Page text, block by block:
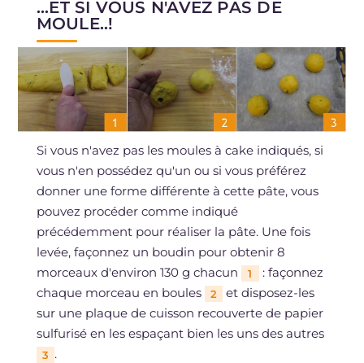
...ET SI VOUS N'AVEZ PAS DE
MOULE..!
Si vous n'avez pas les moules à cake indiqués, si
vous n'en possédez qu'un ou si vous préférez
donner une forme différente à cette pâte, vous
pouvez procéder comme indiqué
précédemment pour réaliser la pâte. Une fois
levée, façonnez un boudin pour obtenir 8
morceaux d'environ 130 g chacun
1
: façonnez
chaque morceau en boules
2
et disposez-les
sur une plaque de cuisson recouverte de papier
sulfurisé en les espaçant bien les uns des autres
3 .